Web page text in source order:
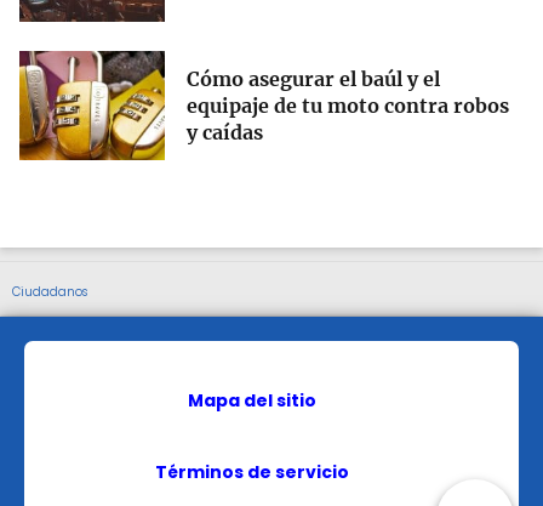
Cómo asegurar el baúl y el
equipaje de tu moto contra robos
y caídas
Ciudadanos
Mapa del sitio
Términos de servicio